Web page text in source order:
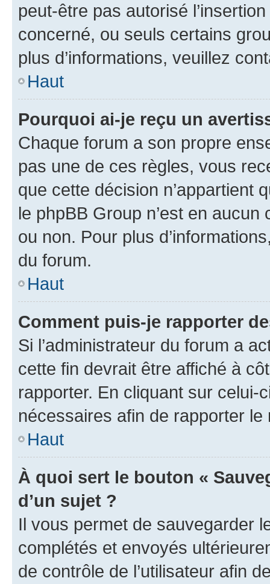
peut-être pas autorisé
concerné, ou seuls certains
plus d’informations, veuillez
Haut
Pourquoi ai-je reçu un
Chaque forum a son propre
pas une de ces règles, vous
que cette décision n’appartient
le phpBB Group n’est en
ou non. Pour plus
du forum.
Haut
Comment puis-je rapporter
Si l’administrateur du forum a
cette fin devrait être affiché à
rapporter. En cliquant sur
nécessaires afin de rapporter le
Haut
À quoi sert le bouton «
d’un sujet ?
Il vous permet de sauvegarder
complétés et envoyés
de contrôle de l’utilisateur afin